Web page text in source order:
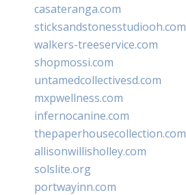
casateranga.com
sticksandstonesstudiooh.com
walkers-treeservice.com
shopmossi.com
untamedcollectivesd.com
mxpwellness.com
infernocanine.com
thepaperhousecollection.com
allisonwillisholley.com
solslite.org
portwayinn.com